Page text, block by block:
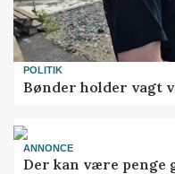
POLITIK
Bønder holder vagt
ANNONCE
Der kan være penge